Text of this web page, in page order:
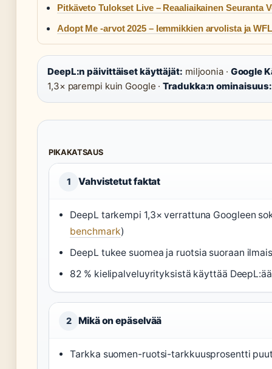
Pitkäveto Tulokset Live – Reaaliaikainen Seuranta
Adopt Me -arvot 2025 – lemmikkien arvolista ja
DeepL:n päivittäiset käyttäjät: miljoonia · Google
1,3× parempi kuin Google ·Tradukka:n ominaisuus:
PIKAKATSAUS
1 Vahvistetut faktat
DeepL tarkempi 1,3× verrattuna Googleen
benchmark)
DeepL tukee suomea ja ruotsia suoraan
82 % kielipalveluyrityksistä käyttää
2 Mikä on epäselvää
Tarkka suomen-ruotsi-tarkkuusprosentti